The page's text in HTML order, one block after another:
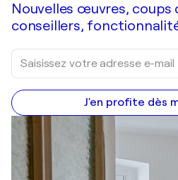
Nouvelles œuvres,
conseillers,
J'en profite dès